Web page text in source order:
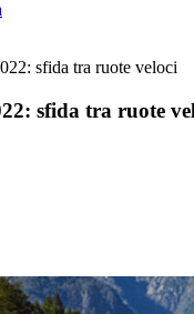
sfida tra ruote veloci
sfida tra ruote